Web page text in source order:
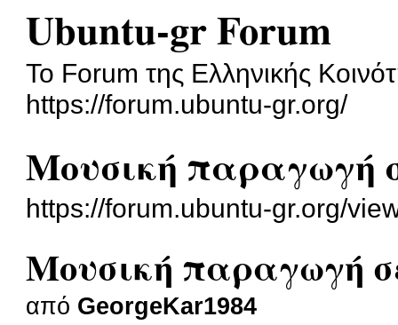
Ubuntu-gr Forum
To Forum της Ελληνικής
https://forum.ubuntu-gr.org/
Μουσική παραγωγή
https://forum.ubuntu-gr.org/
Μουσική παραγωγή
από GeorgeKar1984